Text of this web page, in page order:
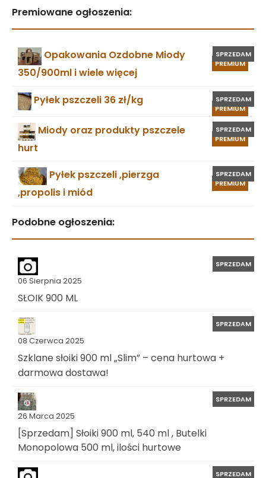
Premiowane ogłoszenia:
PREMIUM
SPRZEDAM
Opakowania Ozdobne Miody
350/900ml i wiele więcej
PREMIUM
SPRZEDAM
Pyłek pszczeli 36 zł/kg
PREMIUM
SPRZEDAM
Miody oraz produkty pszczele
hurt
PREMIUM
SPRZEDAM
Pyłek pszczeli ,pierzga
,propolis i miód
Podobne ogłoszenia:
06 Sierpnia 2025
SPRZEDAM
SŁOIK 900 ML
08 Czerwca 2025
SPRZEDAM
Szklane słoiki 900 ml „Slim” – cena hurtowa +
darmowa dostawa!
26 Marca 2025
SPRZEDAM
[Sprzedam] Słoiki 900 ml, 540 ml , Butelki
Monopolowa 500 ml, ilości hurtowe
SPRZEDAM